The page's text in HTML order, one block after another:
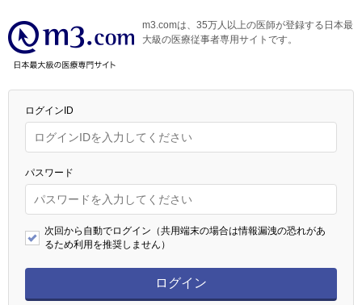
m3.comは、35万人以上の医師が登録する日本最
大級の医療従事者専用サイトです。
ログインID
パスワード
次回から自動でログイン（共用端末の場合は情報漏洩の恐れがあ
るため利用を推奨しません）
ログイン